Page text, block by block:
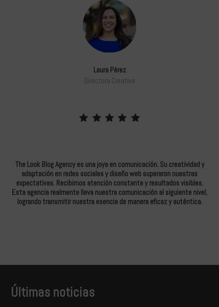
Laura Pérez
Directora Creativa
The Look Blog Agency es una joya en comunicación. Su creatividad y
adaptación en redes sociales y diseño web superaron nuestras
expectativas. Recibimos atención constante y resultados visibles.
Esta agencia realmente lleva nuestra comunicación al siguiente nivel,
logrando transmitir nuestra esencia de manera eficaz y auténtica.
Últimas noticias